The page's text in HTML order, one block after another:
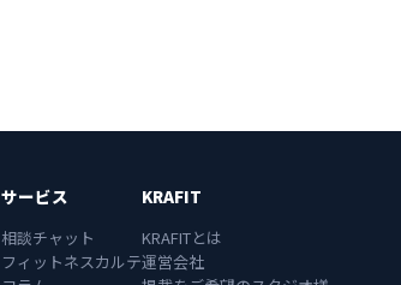
サービス
相談チャット
フィットネスカルテ
KRAFIT
KRAFITとは
運営会社